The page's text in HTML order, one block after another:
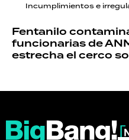
Incumplimientos e
Fentanilo
funcionarias de
estrecha el cerco